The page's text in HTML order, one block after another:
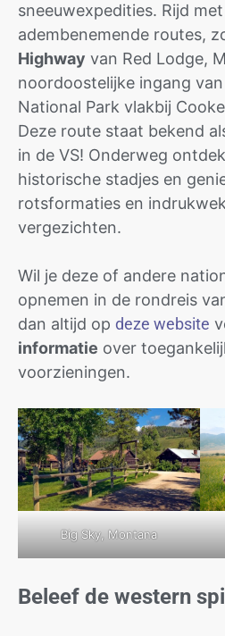
sneeuwexpedities. Rijd
adembenemende routes,
Highway van Red Lodge,
noordoostelijke ingang
National Park vlakbij
Deze route staat bekend
in de VS! Onderweg
historische stadjes en
rotsformaties en
vergezichten.
Wil je deze of andere
opnemen in de rondreis
dan altijd op deze website
informatie over
voorzieningen.
Big Sky, Montana
Beleef de western